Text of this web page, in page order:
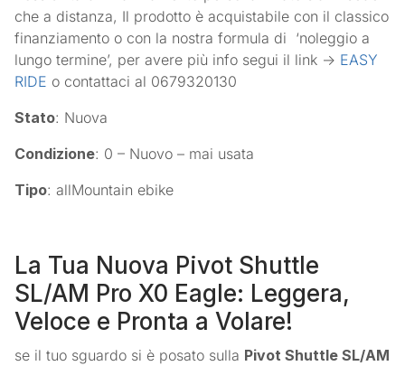
che a distanza, Il prodotto è acquistabile con il classico
finanziamento o con la nostra formula di ‘noleggio a
lungo termine’, per avere più info segui il link -> EASY
RIDE o contattaci al 0679320130
Stato: Nuova
Condizione: 0 – Nuovo – mai usata
Tipo: allMountain ebike
La Tua Nuova Pivot Shuttle
SL/AM Pro X0 Eagle: Leggera,
Veloce e Pronta a Volare!
se il tuo sguardo si è posato sulla Pivot Shuttle SL/AM